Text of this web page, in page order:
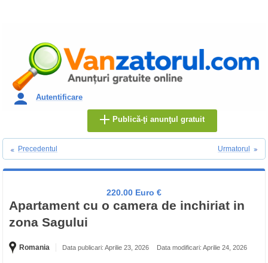
Autentificare
Publică-ţi anunţul gratuit
Precedentul Urmatorul
220.00 Euro €
Apartament cu o camera de inchiriat in
zona Sagului
Romania Data publicari: Aprilie 23, 2026 Data modificari: Aprilie 24, 2026